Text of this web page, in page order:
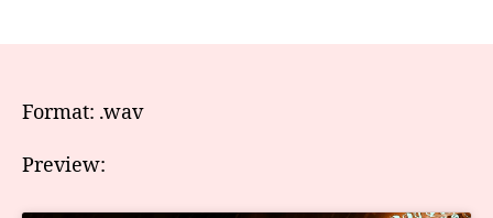
Format: .wav
Preview: